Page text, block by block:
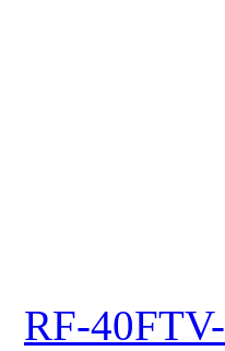
ثلاجة تورنيدو انفرتر نوفروست 355 لتر سيلفر RF-40FTV-